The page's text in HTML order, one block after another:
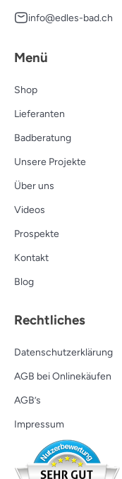
info@edles-bad.ch
Menü
Shop
Lieferanten
Badberatung
Unsere Projekte
Über uns
Videos
Prospekte
Kontakt
Blog
Rechtliches
Datenschutzerklärung
AGB bei Onlinekäufen
AGB’s
Impressum